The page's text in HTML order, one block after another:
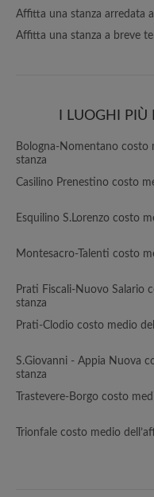
Affitta una stanza arredata
Affitta una stanza a breve
I LUOGHI
Bologna-Nomentano costo
stanza
Casilino Prenestino costo
Esquilino S.Lorenzo costo
Montesacro-Talenti costo
Prati Fiscali-Nuovo Salario
stanza
Prati-Clodio costo medio
S.Giovanni - Appia Nuova
stanza
Trastevere-Borgo costo
Trionfale costo medio